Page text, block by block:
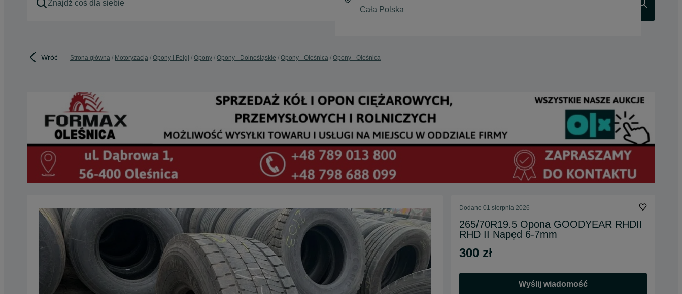
Wróć Strona główna Motoryzacja Opony i Felgi Opony Opony - Dolnośląskie Opony - Oleśnica Opony - Oleśnica
Dodane 01 sierpnia 2026
265/70R19.5 Opona GOODYEAR RHDII
RHD II Napęd 6-7mm
300 zł
Wyślij wiadomość